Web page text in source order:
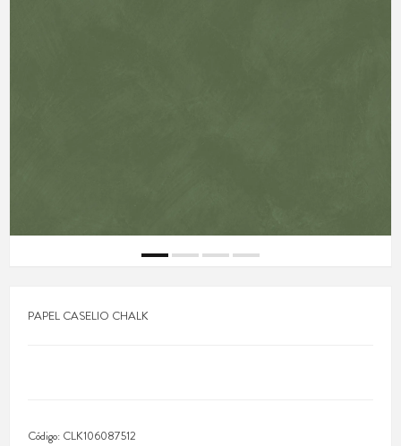
PAPEL CASELIO CHALK
Código: CLK106087512